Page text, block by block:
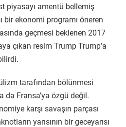
piyasayı amentü bellemiş
bir ekonomi programı öneren
geçmesi beklenen 2017
çıkan resim Trump Trump’a
tarafından bölünmesi
da Fransa’ya özgü değil.
karşı savaşın parçası
yarısının bir geceyarısı